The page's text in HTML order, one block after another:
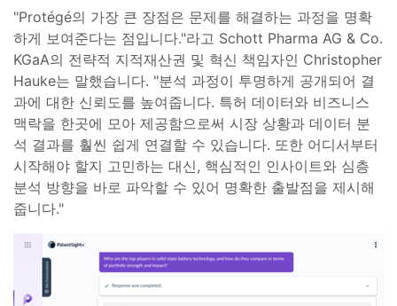
"Protégé의 가장 큰 장점은 문제를 해결하는 과정을 명확
하게 보여준다는 점입니다."라고 Schott Pharma AG & Co.
KGaA의 전략적 지적재산권 및 혁신 책임자인 Christopher
Hauke는 말했습니다. "분석 과정이 투명하게 공개되어 결
과에 대한 신뢰도를 높여줍니다. 특허 데이터와 비즈니스
맥락을 한곳에 모아 제공함으로써 시장 상황과 데이터 분
석 결과를 훨씬 쉽게 연결할 수 있습니다. 또한 어디서부터
시작해야 할지 고민하는 대신, 핵심적인 인사이트와 심층
분석 방향을 바로 파악할 수 있어 명확한 출발점을 제시해
줍니다."